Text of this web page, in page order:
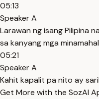
05:13
Speaker A
Larawan ng isang Pilipina
sa kanyang mga
05:21
Speaker A
Kahit kapalit pa nito ay
Get More with the SozAI